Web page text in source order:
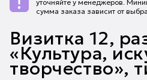
уточняйте у менеджеров.
сумма заказа зависит от
Визитка 12,
«Культура,
творчество»,